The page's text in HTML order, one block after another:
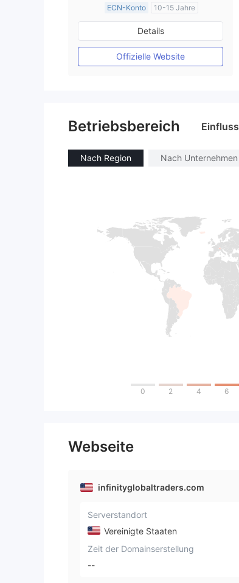
ECN-Konto
10-15 Jahre
AustralienRegulierung
Market Making (MM)
MT4-Volllizenz
Details
Offizielle Website
Betriebsbereich Einfluss
Nach Region Nach Unternehmen
0 2 4 6
Webseite
infinityglobaltraders.com
Serverstandort
Vereinigte Staaten
Zeit der Domainserstellung
--